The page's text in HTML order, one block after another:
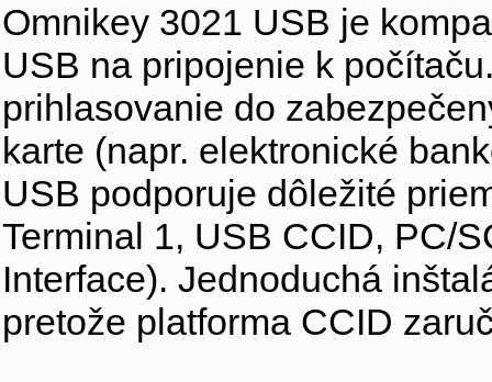
Omnikey 3021 USB je
USB na pripojenie k
prihlasovanie do
karte (napr. elektronické
USB podporuje dôležité
Terminal 1, USB CCID, PC/
Interface). Jednoduchá
pretože platforma CCID